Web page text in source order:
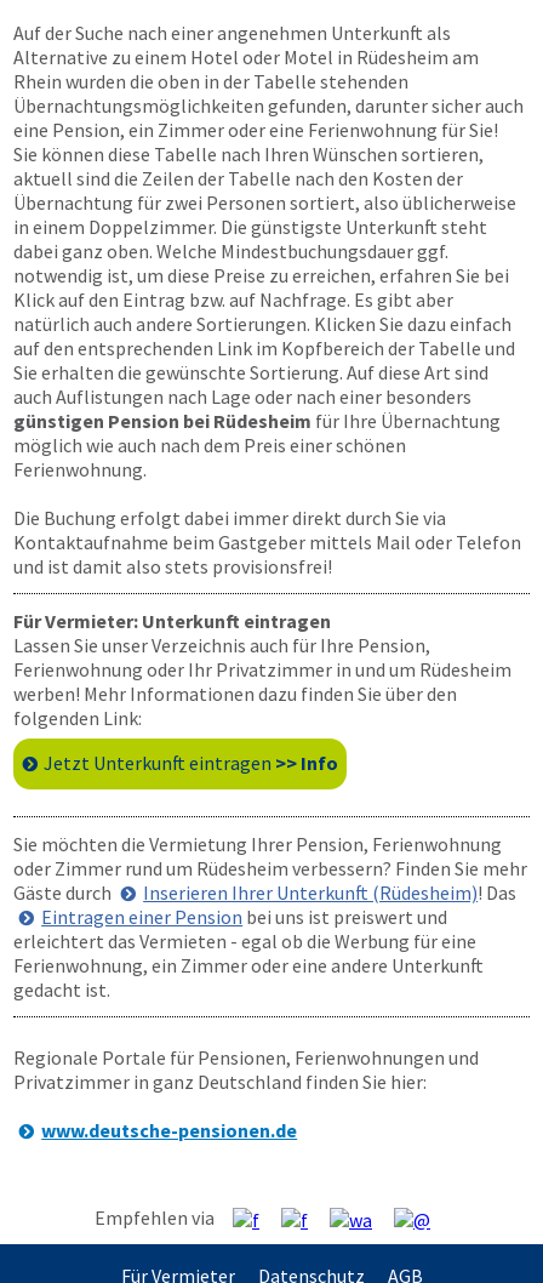
Auf der Suche nach einer angenehmen Unterkunft als
Alternative zu einem Hotel oder Motel in Rüdesheim am
Rhein wurden die oben in der Tabelle stehenden
Übernachtungsmöglichkeiten gefunden, darunter sicher auch
eine Pension, ein Zimmer oder eine Ferienwohnung für Sie!
Sie können diese Tabelle nach Ihren Wünschen sortieren,
aktuell sind die Zeilen der Tabelle nach den Kosten der
Übernachtung für zwei Personen sortiert, also üblicherweise
in einem Doppelzimmer. Die günstigste Unterkunft steht
dabei ganz oben. Welche Mindestbuchungsdauer ggf.
notwendig ist, um diese Preise zu erreichen, erfahren Sie bei
Klick auf den Eintrag bzw. auf Nachfrage. Es gibt aber
natürlich auch andere Sortierungen. Klicken Sie dazu einfach
auf den entsprechenden Link im Kopfbereich der Tabelle und
Sie erhalten die gewünschte Sortierung. Auf diese Art sind
auch Auflistungen nach Lage oder nach einer besonders
günstigen Pension bei Rüdesheim für Ihre Übernachtung
möglich wie auch nach dem Preis einer schönen
Ferienwohnung.
Die Buchung erfolgt dabei immer direkt durch Sie via
Kontaktaufnahme beim Gastgeber mittels Mail oder Telefon
und ist damit also stets provisionsfrei!
Für Vermieter: Unterkunft eintragen
Lassen Sie unser Verzeichnis auch für Ihre Pension,
Ferienwohnung oder Ihr Privatzimmer in und um Rüdesheim
werben! Mehr Informationen dazu finden Sie über den
folgenden Link:
Jetzt Unterkunft eintragen >> Info
Sie möchten die Vermietung Ihrer Pension, Ferienwohnung
oder Zimmer rund um Rüdesheim verbessern? Finden Sie mehr
Gäste durch
Inserieren Ihrer Unterkunft (Rüdesheim)! Das
Eintragen einer Pension bei uns ist preiswert und
erleichtert das Vermieten - egal ob die Werbung für eine
Ferienwohnung, ein Zimmer oder eine andere Unterkunft
gedacht ist.
Regionale Portale für Pensionen, Ferienwohnungen und
Privatzimmer in ganz Deutschland finden Sie hier:
www.deutsche-pensionen.de
Empfehlen via
Für Vermieter Datenschutz AGB